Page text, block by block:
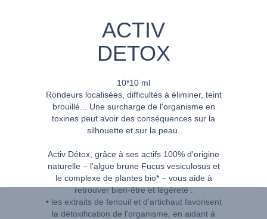
ACTIV
DETOX
10*10 ml
Rondeurs localisées, difficultés à éliminer, teint
brouillé... Une surcharge de l'organisme en
toxines peut avoir des conséquences sur la
silhouette et sur la peau.
Activ Détox, grâce à ses actifs 100% d'origine
naturelle – l'algue brune Fucus vesiculosus et
le complexe de plantes bio* – vous aide à
retrouver bien-être et légèreté :
• les extraits de fenouil et d'artichaut favorisent
la détoxification de l'organisme, en aidant à